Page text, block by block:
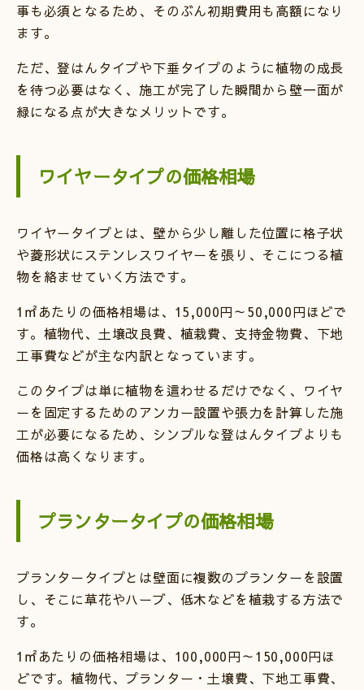
事も必須となるため、そのぶん初期費用も高額になり
ます。
ただ、登はんタイプや下垂タイプのように植物の成長
を待つ必要はなく、施工が完了した瞬間から壁一面が
緑になる点が大きなメリットです。
ワイヤータイプの価格相場
ワイヤータイプとは、壁から少し離した位置に格子状
や菱形状にステンレスワイヤーを張り、そこにつる植
物を絡ませていく方法です。
1㎡あたりの価格相場は、15,000円～50,000円ほどで
す。植物代、土壌改良費、植栽費、支持金物費、下地
工事費などが主な内訳となっています。
このタイプは単に植物を這わせるだけでなく、ワイヤ
ーを固定するためのアンカー設置や張力を計算した施
工が必要になるため、シンプルな登はんタイプよりも
価格は高くなります。
プランタータイプの価格相場
プランタータイプとは壁面に複数のプランターを設置
し、そこに草花やハーブ、低木などを植栽する方法で
す。
1㎡あたりの価格相場は、100,000円～150,000円ほ
どです。植物代、プランター・土壌費、下地工事費、